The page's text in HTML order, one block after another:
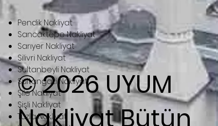
© 2026UYUM
NakliyatBütün
Pendik Nakliyat
Sancaktepe Nakliyat
Sarıyer Nakliyat
Silivri Nakliyat
Sultanbeyli Nakliyat
Sultangazi Nakliyat
Şile Nakliyat
Şişli Nakliyat
Tuzla Nakliyat